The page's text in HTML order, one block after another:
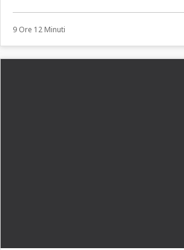
9 Ore 12 Minuti